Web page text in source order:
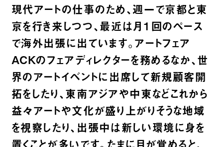
現代アートの仕事のため、週一で京都と東
京を行き来しつつ、最近は月１回のペース
で海外出張に出ています。アートフェア
ACKのフェアディレクターを務めるなか、世
界のアートイベントに出席して新規顧客開
拓をしたり、東南アジアや中東などこれから
益々アートや文化が盛り上がりそうな地域
を視察したり、出張中は新しい環境に身を